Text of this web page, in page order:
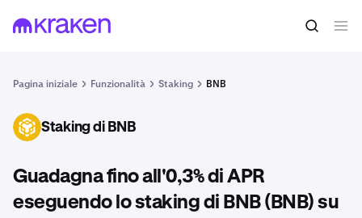
Pagina iniziale Funzionalità Staking BNB
BNB Staking di BNB
Guadagna fino all'0,3% di APR
eseguendo lo staking di BNB (BNB) su